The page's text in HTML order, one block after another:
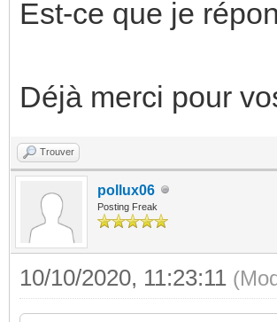
Est-ce que je
Déjà merci pour
Trouver
pollux06
Posting Freak
10/10/2020, 11:23:11